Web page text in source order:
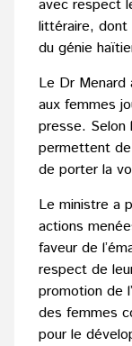
avec respect
littéraire, dont
du génie
Le Dr Menard
aux femmes
presse. Selon
permettent
de porter la
Le ministre a
actions
faveur de
respect de
promotion de
des femmes
pour le